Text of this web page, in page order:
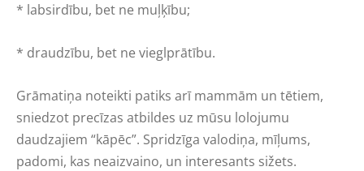
* labsirdību, bet ne muļķību;
* draudzību, bet ne vieglprātību.
Grāmatiņa noteikti patiks arī mammām un tētiem,
sniedzot precīzas atbildes uz mūsu lolojumu
daudzajiem “kāpēc”. Spridzīga valodiņa, mīļums,
padomi, kas neaizvaino, un interesants sižets.